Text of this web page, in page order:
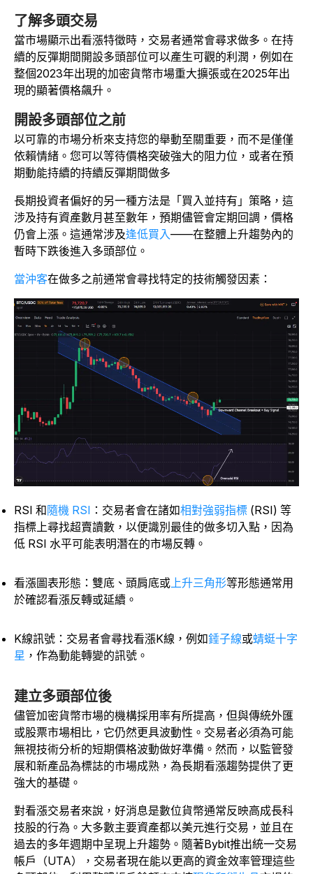
了解多頭交易
當市場顯示出看漲特徵時，交易者通常會尋求做多。在持
續的反彈期間開設多頭部位可以產生可觀的利潤，例如在
整個2023年出現的加密貨幣市場重大擴張或在2025年出
現的顯著價格飆升。
開設多頭部位之前
以可靠的市場分析來支持您的舉動至關重要，而不是僅僅
依賴情緒。您可以等待價格突破強大的阻力位，或者在預
期動能持續的持續反彈期間做多
長期投資者偏好的另一種方法是「買入並持有」策略，這
涉及持有資產數月甚至數年，預期儘管會定期回調，價格
仍會上漲。這通常涉及逢低買入——在整體上升趨勢內的
暫時下跌後進入多頭部位。
當沖客在做多之前通常會尋找特定的技術觸發因素：
RSI 和隨機 RSI ：交易者會在諸如相對強弱指標 (RSI) 等
指標上尋找超賣讀數，以便識別最佳的做多切入點，因為
低 RSI 水平可能表明潛在的市場反轉。
看漲圖表形態：雙底、頭肩底或 上升三角形等形態通常用
於確認看漲反轉或延續。
K線訊號：交易者會尋找看漲K線，例如錘子線或蜻蜓十字
星 ，作為動能轉變的訊號。
建立多頭部位後
儘管加密貨幣市場的機構採用率有所提高，但與傳統外匯
或股票市場相比，它仍然更具波動性。交易者必須為可能
無視技術分析的短期價格波動做好準備。然而，以監管發
展和新產品為標誌的市場成熟，為長期看漲趨勢提供了更
強大的基礎。
對看漲交易者來說，好消息是數位貨幣通常反映高成長科
技股的行為。大多數主要資產都以美元進行交易，並且在
過去的多年週期中呈現上升趨勢。隨著Bybit推出統一交易
帳戶（UTA），交易者現在能以更高的資金效率管理這些